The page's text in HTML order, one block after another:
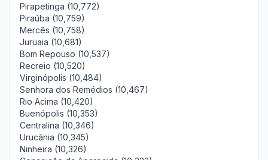
Pirapetinga (10,772)
Piraúba (10,759)
Mercês (10,758)
Juruaia (10,681)
Bom Repouso (10,537)
Recreio (10,520)
Virginópolis (10,484)
Senhora dos Remédios (10,467)
Rio Acima (10,420)
Buenópolis (10,353)
Centralina (10,346)
Urucânia (10,345)
Ninheira (10,326)